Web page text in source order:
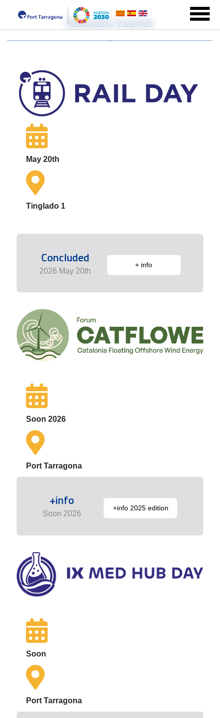
Relevant Events
May 20th
Tinglado 1
Concluded
2026 May 20th
+ info
Soon 2026
Port Tarragona
+info
Soon 2026
+info 2025 edition
Soon
Port Tarragona